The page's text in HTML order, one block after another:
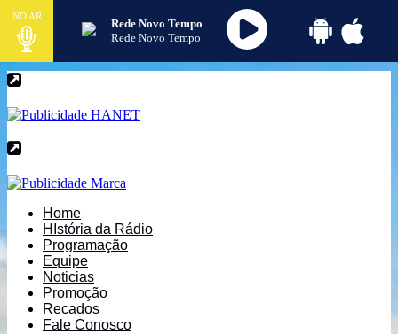
NO AR
Rede Novo Tempo
Rede Novo Tempo
Home
HIstória da Rádio
Programação
Equipe
Noticias
Promoção
Recados
Fale Conosco